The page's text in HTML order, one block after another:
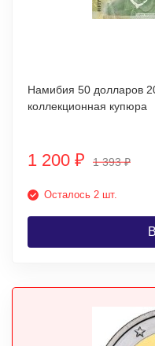
Намибия 50 долларов
коллекционная купюра
1 200 ₽ 1 393₽
Осталось 2 шт.